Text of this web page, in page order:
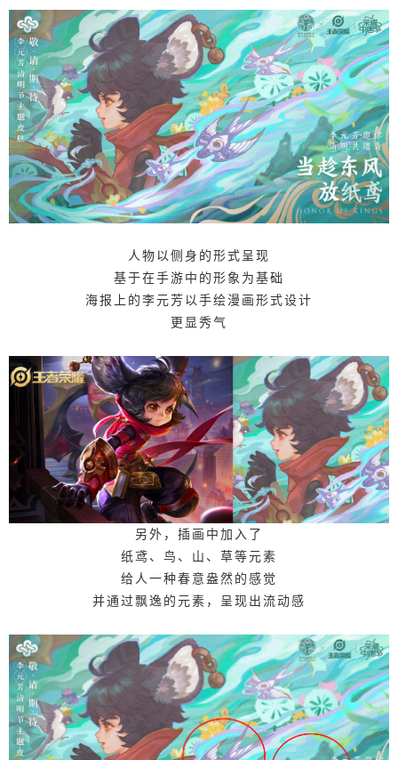
人物以侧身的形式呈现
基于在手游中的形象为基础
海报上的李元芳以手绘漫画形式设计
更显秀气
另外，插画中加入了
纸鸢、鸟、山、草等元素
给人一种春意盎然的感觉
并通过飘逸的元素，呈现出流动感